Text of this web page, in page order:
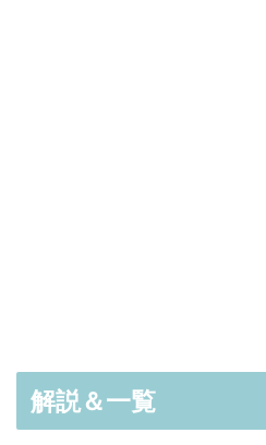
解説＆一覧